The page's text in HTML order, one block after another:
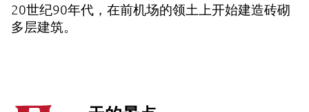
20世纪90年代，在前机场的领土上开始建造砖砌
多层建筑。